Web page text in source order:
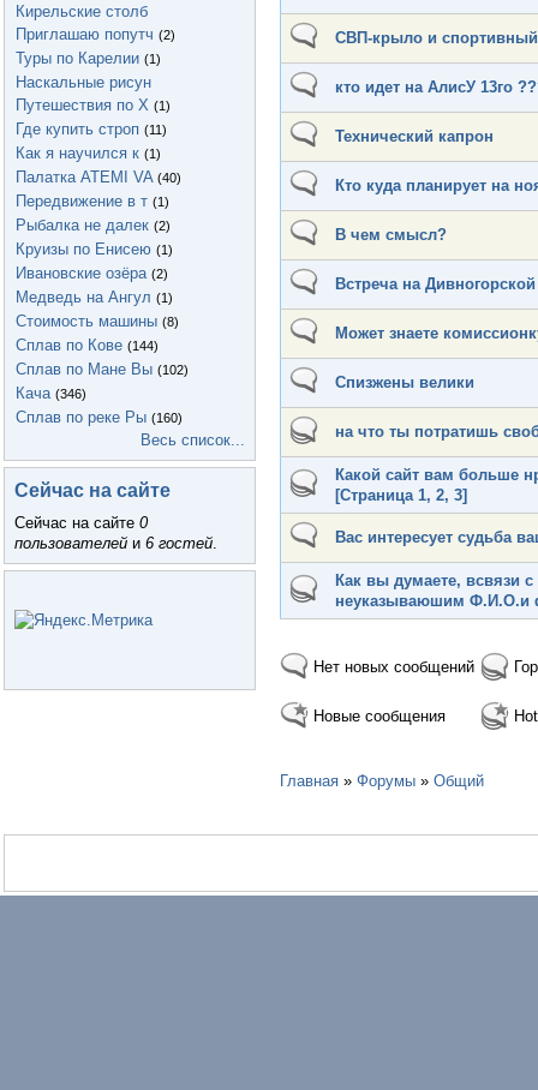
Кирельские столб
Приглашаю попутч (2)
Туры по Карелии (1)
Наскальные рисун
Путешествия по Х (1)
Где купить строп (11)
Как я научился к (1)
Палатка ATEMI VA (40)
Передвижение в т (1)
Рыбалка не далек (2)
Круизы по Енисею (1)
Ивановские озёра (2)
Медведь на Ангул (1)
Стоимость машины (8)
Сплав по Кове (144)
Сплав по Мане Вы (102)
Кача (346)
Сплав по реке Ры (160)
Весь список...
Сейчас на сайте
Сейчас на сайте 0
пользователей и 6 гостей.
СВП-крыло и спортивный
кто идет на АлисУ 13го
Технический капрон
Кто куда планирует на
В чем смысл?
Встреча на
Может знаете
Спизжены велики
на что ты потратишь
Какой сайт вам больше
[Страница 1, 2, 3]
Вас интересует судьба
Как вы думаете, всвязи
неуказываюшим Ф.И.О.и
Нет новых сообщений
Новые сообщения
Главная » Форумы » Общий